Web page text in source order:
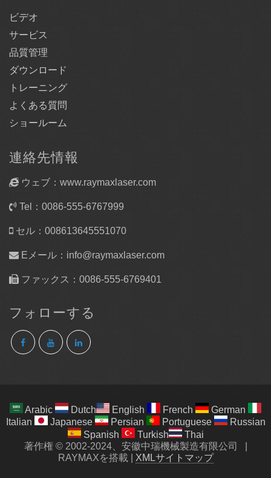
ビデオ
サービス
品質管理
ダウンロード
トレーニング
よくある質問
ショールーム
連絡先情報
ウェブ：www.raymaxlaser.com
Tel：0086-555-6767999
セル：008613645551070
Eメール： info@raymaxlaser.com
ファックス：0086-555-6769401
フォローする
Arabic Dutch English French
German
Italian
Japanese Persian Portuguese
Russian
Spanish
Turkish
Thai
著作権 © 2002-2024、安徽中瑞機械製造有限公司
RAYMAXを搭載
XMLサイトマップ